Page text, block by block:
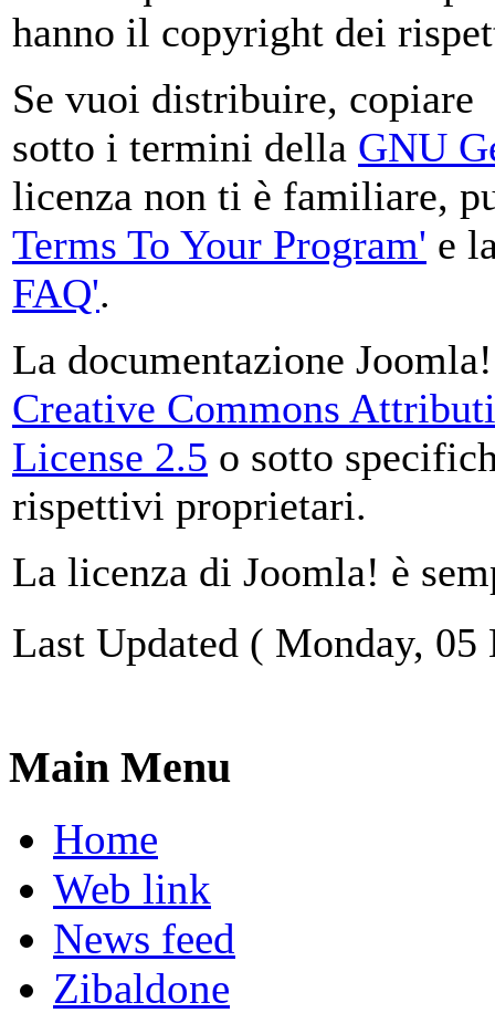
hanno il copyright dei
Se vuoi distribuire,
sotto i termini della GNU
licenza non ti è familiare,
Terms To Your Program' e
FAQ'.
La documentazione
Creative Commons
License 2.5 o sotto
rispettivi proprietari.
La licenza di Joomla! è
Last Updated ( Monday,
Main Menu
Home
Web link
News feed
Zibaldone